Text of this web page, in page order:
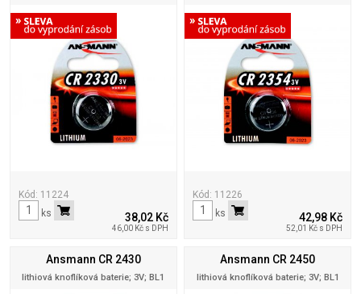
Kód: 11224
38,02 Kč
46,00 Kč s DPH
ks
Kód: 11226
42,98 Kč
52,01 Kč s DPH
ks
Ansmann CR 2430
lithiová knoflíková baterie; 3V; BL1
Ansmann CR 2450
lithiová knoflíková baterie; 3V; BL1